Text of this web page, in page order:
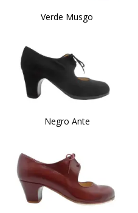
Verde Musgo
Negro Ante